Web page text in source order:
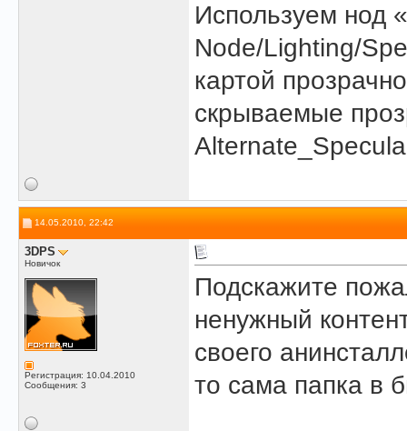
Используем нод
Node/Lighting/
картой
скрываемые
14.05.2010, 22:42
3DPS
Новичок
Регистрация: 10.04.2010
Сообщения: 3
Подскажите
ненужный
своего
то сама папка в